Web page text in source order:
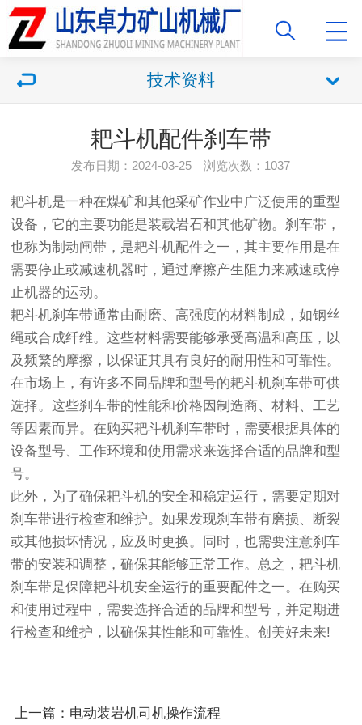
技术资料
耙斗机配件刹车带
发布日期：2024-03-25 浏览次数：1037
耙斗机是一种在煤矿和其他采矿作业中广泛使用的重型
设备，它的主要功能是装载岩石和其他矿物。刹车带，
也称为制动闸带，是耙斗机配件之一，其主要作用是在
需要停止或减速机器时，通过摩擦产生阻力来减速或停
止机器的运动。
耙斗机刹车带通常由耐磨、高强度的材料制成，如钢丝
绳或合成纤维。这些材料需要能够承受高温和高压，以
及频繁的摩擦，以保证其具有良好的耐用性和可靠性。
在市场上，有许多不同品牌和型号的耙斗机刹车带可供
选择。这些刹车带的性能和价格因制造商、材料、工艺
等因素而异。在购买耙斗机刹车带时，需要根据具体的
设备型号、工作环境和使用需求来选择合适的品牌和型
号。
此外，为了确保耙斗机的安全和稳定运行，需要定期对
刹车带进行检查和维护。如果发现刹车带有磨损、断裂
或其他损坏情况，应及时更换。同时，也需要注意刹车
带的安装和调整，确保其能够正常工作。总之，耙斗机
刹车带是保障耙斗机安全运行的重要配件之一。在购买
和使用过程中，需要选择合适的品牌和型号，并定期进
行检查和维护，以确保其性能和可靠性。创美好未来!
上一篇：电动装岩机司机操作流程